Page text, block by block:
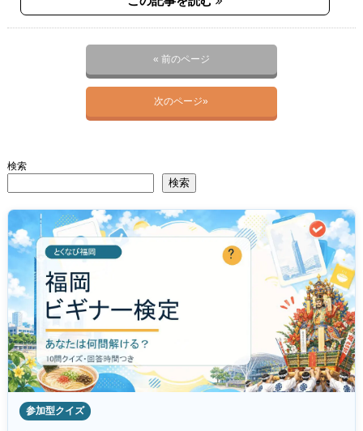
« 前のページ
次のページ»
検索
検索
参加型クイズ